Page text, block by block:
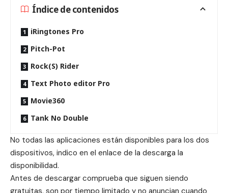
Índice de contenidos
iRingtones Pro
Pitch-Pot
Rock(S) Rider
Text Photo editor Pro
Movie360
Tank No Double
No todas las aplicaciones están disponibles para los dos
dispositivos, indico en el enlace de la descarga la
disponibilidad.
Antes de descargar comprueba que siguen siendo
gratuitas, son por tiempo limitado y no anuncian cuando